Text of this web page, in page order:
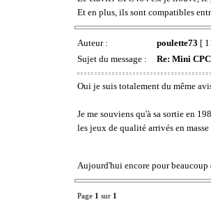
Et en plus, ils sont compatibles
Auteur : poulette73 [
Sujet du message :
Re: Mini
Oui je suis totalement du même
Je me souviens qu'à sa sortie en
les jeux de qualité arrivés en
Aujourd'hui encore pour beaucoup
Page 1 sur 1